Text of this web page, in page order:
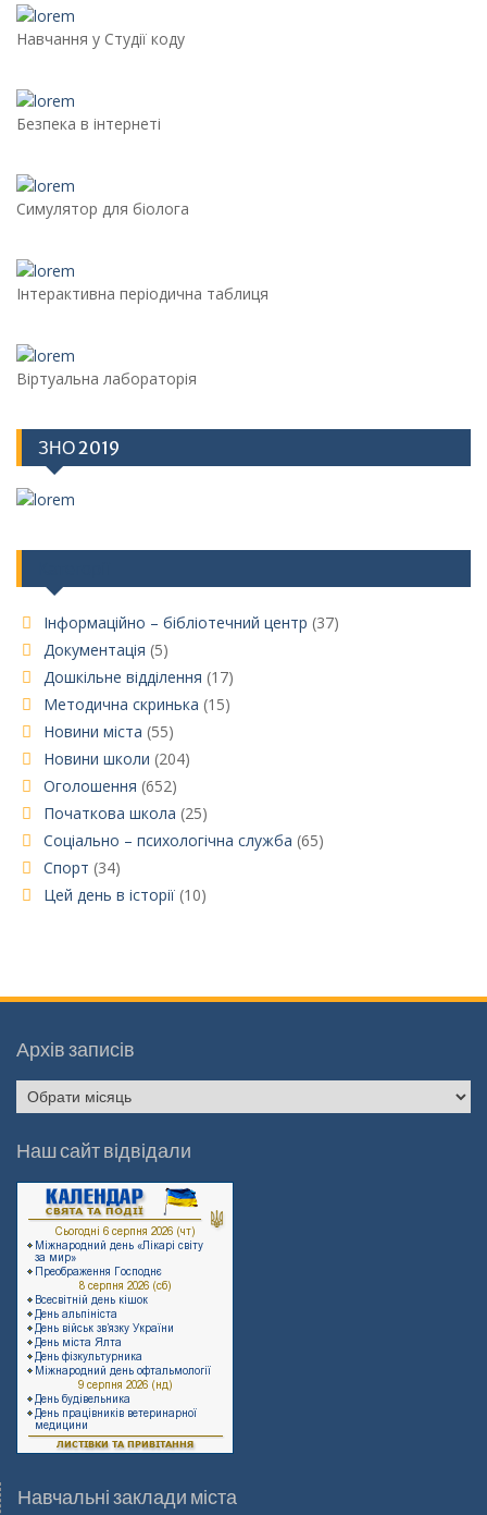
Навчання у Студії коду
Безпека в інтернеті
Симулятор для біолога
Інтерактивна періодична таблиця
Віртуальна лабораторія
ЗНО 2019
Інформаційно – бібліотечний центр (37)
Документація (5)
Дошкільне відділення (17)
Методична скринька (15)
Новини міста (55)
Новини школи (204)
Оголошення (652)
Початкова школа (25)
Соціально – психологічна служба (65)
Спорт (34)
Цей день в історії (10)
Архів записів
Архів
записів
Наш сайт відвідали
Навчальні заклади міста